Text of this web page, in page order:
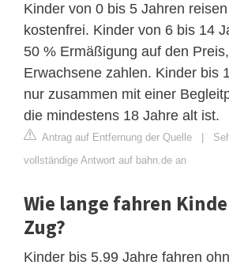
Kinder von 0 bis 5 Jahren
kostenfrei. Kinder von 6 bis 14
50 % Ermäßigung auf den
Erwachsene zahlen. Kinder bis
nur zusammen mit einer
die mindestens 18 Jahre alt ist.
Antrag auf Entfernung der Quelle
vollständige Antwort auf bahn.de an
Wie lange fahren
Zug?
Kinder bis 5.99 Jahre fahren